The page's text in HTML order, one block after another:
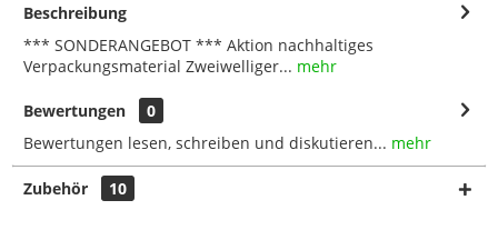
Beschreibung
*** SONDERANGEBOT *** Aktion nachhaltiges
Verpackungsmaterial Zweiwelliger... mehr
Bewertungen
0
Bewertungen lesen, schreiben und diskutieren... mehr
Zubehör 10